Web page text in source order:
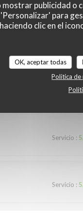
mostrar publicidad o
para
clic en el
OK, aceptar todas
Política
poulet chaud …
Servicio:5
Servicio : 5
Servicio : 5